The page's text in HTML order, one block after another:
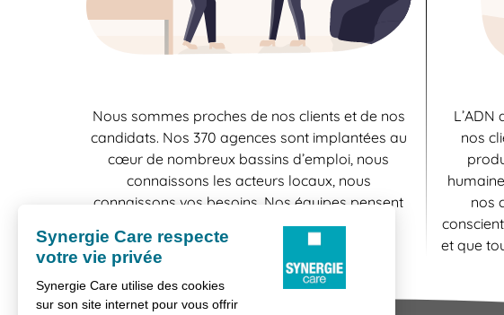
Nous sommes proches de nos clients et de nos
candidats. Nos 370 agences sont implantées au
cœur de nombreux bassins d’emploi, nous
connaissons les acteurs locaux, nous
connaissons vos besoins. Nos équipes pensent
"localement" et agissent "localement", une
bonne raison de travailler en confiance.
L’ADN
nos
nos
et que